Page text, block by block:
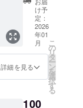
このプ
ロジェ
クトで
制作す
るオレ
ンジ
せっけ
んを
「10
供しま
け予
定：
2026
年01
月
詳細を見る
こ
の
リ
タ
ー
ン
を
選
択
す
る
100